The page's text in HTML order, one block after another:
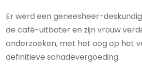
Er werd een geneesheer-
de café-uitbater en zijn vrouw
onderzoeken, met het oog op het
definitieve schadevergoeding.